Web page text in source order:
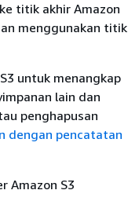
titik akhir Amazon
menggunakan titik
untuk menangkap
lain dan
penghapusan
dengan pencatatan
Amazon S3